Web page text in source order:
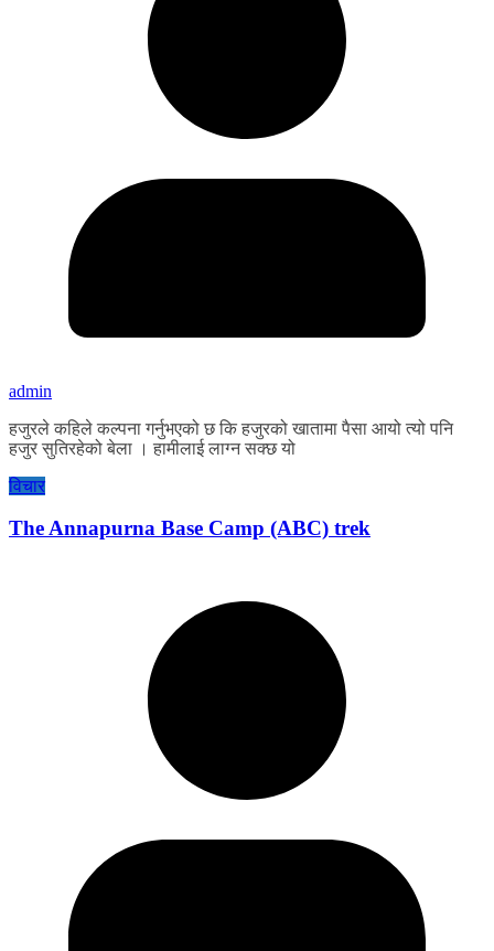
admin
हजुरले कहिले कल्पना गर्नुभएको छ कि हजुरको खातामा पैसा आयो त्यो पनि
हजुर सुतिरहेको बेला । हामीलाई लाग्न सक्छ यो
विचार
The Annapurna Base Camp (ABC) trek